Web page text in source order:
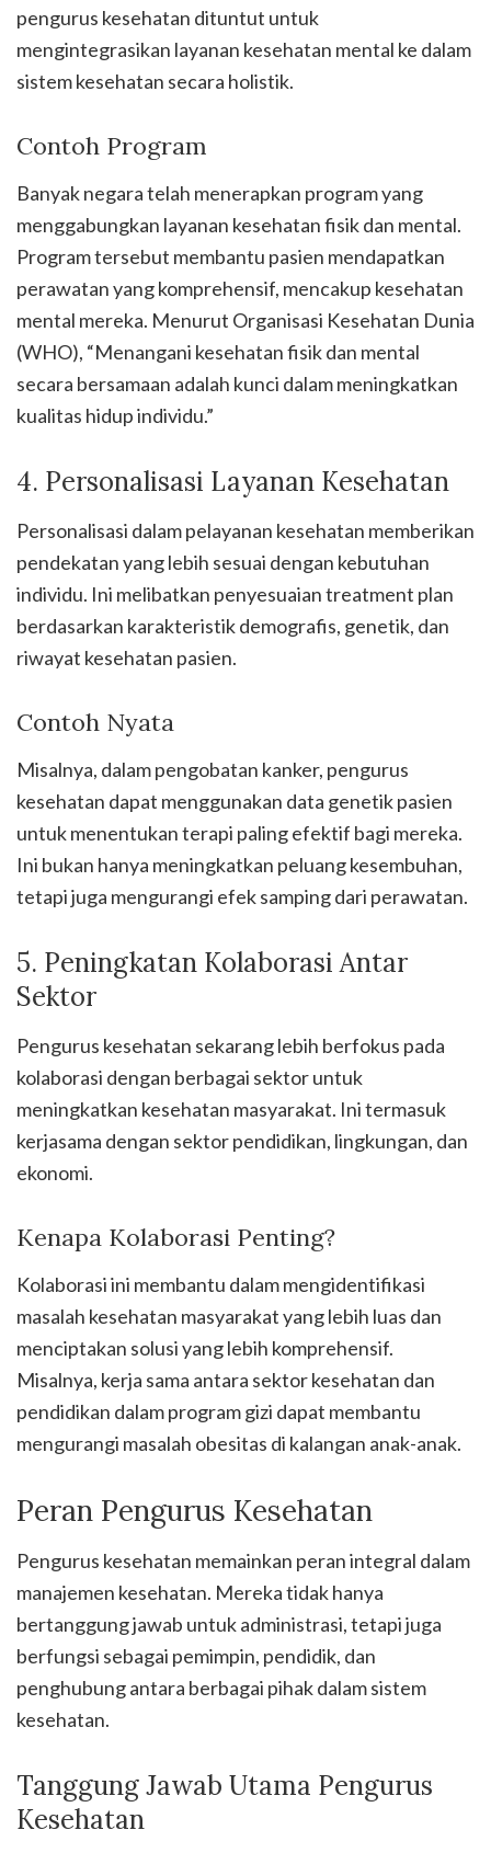
pengurus kesehatan dituntut untuk
mengintegrasikan layanan kesehatan mental ke dalam
sistem kesehatan secara holistik.
Contoh Program
Banyak negara telah menerapkan program yang
menggabungkan layanan kesehatan fisik dan mental.
Program tersebut membantu pasien mendapatkan
perawatan yang komprehensif, mencakup kesehatan
mental mereka. Menurut Organisasi Kesehatan Dunia
(WHO), “Menangani kesehatan fisik dan mental
secara bersamaan adalah kunci dalam meningkatkan
kualitas hidup individu.”
4. Personalisasi Layanan Kesehatan
Personalisasi dalam pelayanan kesehatan memberikan
pendekatan yang lebih sesuai dengan kebutuhan
individu. Ini melibatkan penyesuaian treatment plan
berdasarkan karakteristik demografis, genetik, dan
riwayat kesehatan pasien.
Contoh Nyata
Misalnya, dalam pengobatan kanker, pengurus
kesehatan dapat menggunakan data genetik pasien
untuk menentukan terapi paling efektif bagi mereka.
Ini bukan hanya meningkatkan peluang kesembuhan,
tetapi juga mengurangi efek samping dari perawatan.
5. Peningkatan Kolaborasi Antar
Sektor
Pengurus kesehatan sekarang lebih berfokus pada
kolaborasi dengan berbagai sektor untuk
meningkatkan kesehatan masyarakat. Ini termasuk
kerjasama dengan sektor pendidikan, lingkungan, dan
ekonomi.
Kenapa Kolaborasi Penting?
Kolaborasi ini membantu dalam mengidentifikasi
masalah kesehatan masyarakat yang lebih luas dan
menciptakan solusi yang lebih komprehensif.
Misalnya, kerja sama antara sektor kesehatan dan
pendidikan dalam program gizi dapat membantu
mengurangi masalah obesitas di kalangan anak-anak.
Peran Pengurus Kesehatan
Pengurus kesehatan memainkan peran integral dalam
manajemen kesehatan. Mereka tidak hanya
bertanggung jawab untuk administrasi, tetapi juga
berfungsi sebagai pemimpin, pendidik, dan
penghubung antara berbagai pihak dalam sistem
kesehatan.
Tanggung Jawab Utama Pengurus
Kesehatan